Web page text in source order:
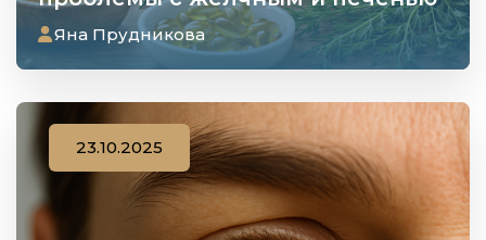
Яна Прудникова
23.10.2025